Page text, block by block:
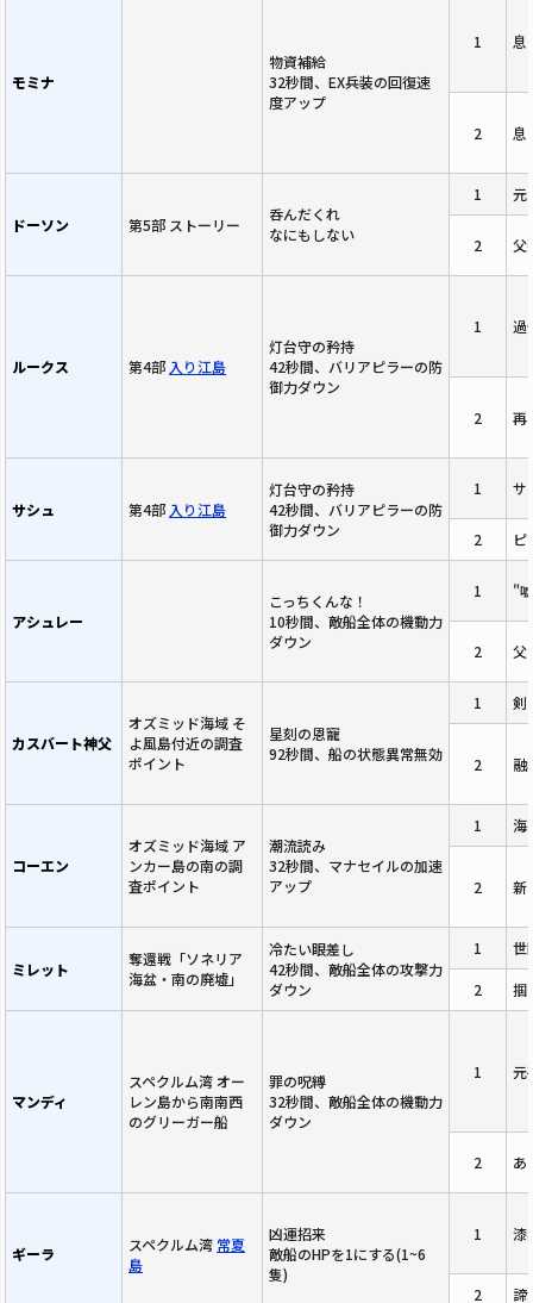
モミナ
物資補給
32秒間、EX兵装の回復速
度アップ
1 息
2 息
ドーソン 第5部 ストーリー
呑んだくれ
なにもしない
1 元
2 父
ルークス 第4部 入り江島
灯台守の矜持
42秒間、バリアピラーの防
御力ダウン
1 過
2 再
サシュ 第4部 入り江島
灯台守の矜持
42秒間、バリアピラーの防
御力ダウン
1 サ
2 ピ
アシュレー
こっちくんな！
10秒間、敵船全体の機動力
ダウン
1 "
2 父
カスバート神父
オズミッド海域 そ
よ風島付近の調査
ポイント
星刻の恩寵
92秒間、船の状態異常無効
1 剣
2 融
コーエン
オズミッド海域 ア
ンカー島の南の調
査ポイント
潮流読み
32秒間、マナセイルの加速
アップ
1 海
2 新
ミレット
奪還戦「ソネリア
海盆・南の廃墟」
冷たい眼差し
42秒間、敵船全体の攻撃力
ダウン
1 世
2 掴
マンディ
スペクルム湾 オー
レン島から南南西
のグリーガー船
罪の呪縛
32秒間、敵船全体の機動力
ダウン
1 元
2 あ
ギーラ スペクルム湾 常夏
島
凶運招来
敵船のHPを1にする(1~6
隻)
1 漆
2 諦